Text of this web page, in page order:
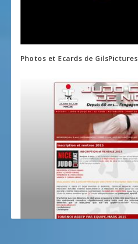
Photos et Ecards de GilsPictures